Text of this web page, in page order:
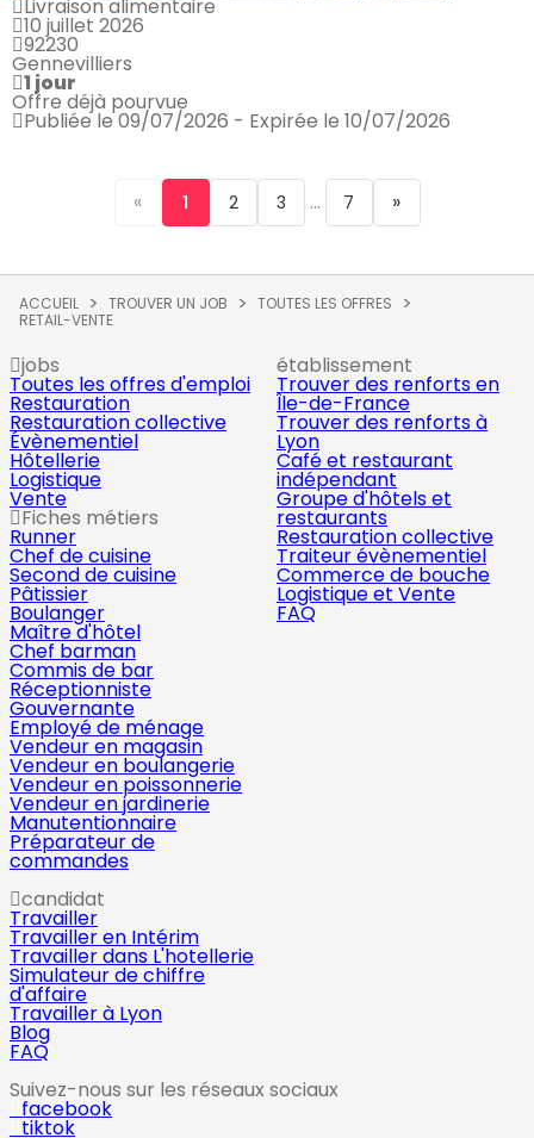
Livraison alimentaire
10 juillet 2026
92230
Gennevilliers
1 jour
Offre déjà pourvue
Publiée le 09/07/2026 - Expirée le 10/07/2026
« 1 2 3 ... 7 »
ACCUEIL TROUVER UN JOB
TOUTES LES OFFRES
RETAIL-VENTE
jobs
Toutes les offres d'emploi
Restauration
Restauration collective
Évènementiel
Hôtellerie
Logistique
Vente
Fiches métiers
Runner
Chef de cuisine
Second de cuisine
Pâtissier
Boulanger
Maître d'hôtel
Chef barman
Commis de bar
Réceptionniste
Gouvernante
Employé de ménage
Vendeur en magasin
Vendeur en boulangerie
Vendeur en poissonnerie
Vendeur en jardinerie
Manutentionnaire
Préparateur de
commandes
établissement
Trouver des renforts en
Île-de-France
Trouver des renforts à
Lyon
Café et restaurant
indépendant
Groupe d'hôtels et
restaurants
Restauration collective
Traiteur évènementiel
Commerce de bouche
Logistique et Vente
FAQ
candidat
Travailler
Travailler en Intérim
Travailler dans L'hotellerie
Simulateur de chiffre
d'affaire
Travailler à Lyon
Blog
FAQ
Suivez-nous sur les réseaux sociaux
facebook
tiktok